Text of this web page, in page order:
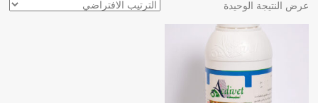
عرض النتيجة الوحيدة